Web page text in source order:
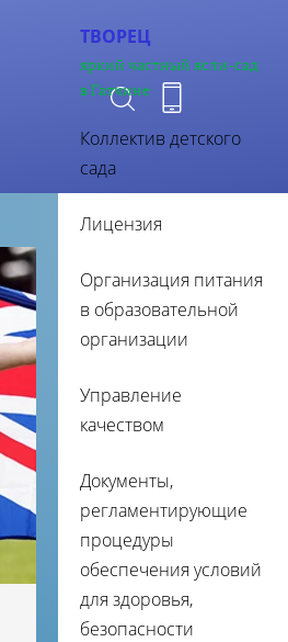
ТВОРЕЦ
яркий частный ясли-сад
в Гатчине
Коллектив детского
сада
Лицензия
Организация питания
в образовательной
организации
Управление
качеством
Документы,
регламентирующие
процедуры
обеспечения условий
для здоровья,
безопасности